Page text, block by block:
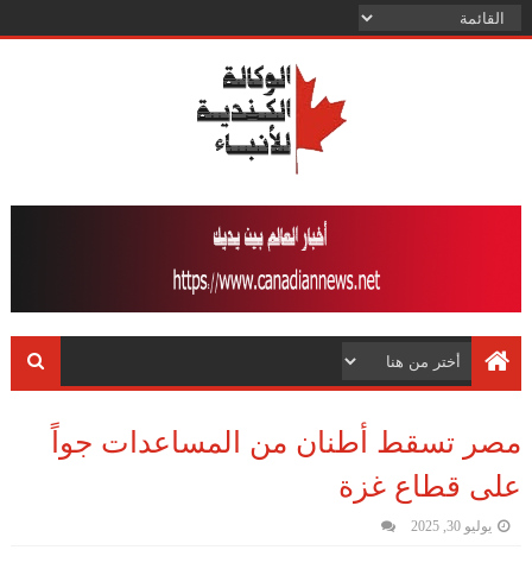
مصر تسقط أطنان من المساعدات جواً
على قطاع غزة
يوليو 30, 2025